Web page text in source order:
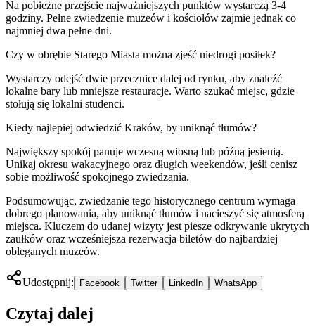
Na pobieżne przejście najważniejszych punktów wystarczą 3-4
godziny. Pełne zwiedzenie muzeów i kościołów zajmie jednak co
najmniej dwa pełne dni.
Czy w obrębie Starego Miasta można zjeść niedrogi posiłek?
Wystarczy odejść dwie przecznice dalej od rynku, aby znaleźć
lokalne bary lub mniejsze restauracje. Warto szukać miejsc, gdzie
stołują się lokalni studenci.
Kiedy najlepiej odwiedzić Kraków, by uniknąć tłumów?
Największy spokój panuje wczesną wiosną lub późną jesienią.
Unikaj okresu wakacyjnego oraz długich weekendów, jeśli cenisz
sobie możliwość spokojnego zwiedzania.
Podsumowując, zwiedzanie tego historycznego centrum wymaga
dobrego planowania, aby uniknąć tłumów i nacieszyć się atmosferą
miejsca. Kluczem do udanej wizyty jest piesze odkrywanie ukrytych
zaułków oraz wcześniejsza rezerwacja biletów do najbardziej
obleganych muzeów.
Udostępnij: Facebook Twitter LinkedIn WhatsApp
Czytaj dalej